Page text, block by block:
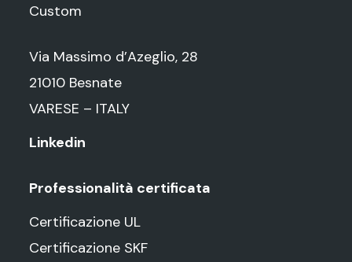
Custom
Via Massimo d’Azeglio, 28
21010 Besnate
VARESE – ITALY
Linkedin
Professionalità certificata
Certificazione UL
Certificazione SKF